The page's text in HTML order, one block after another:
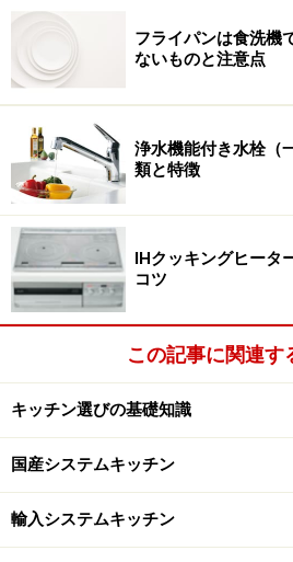
陶磁器に比べると漆は生地が薄
の美しさとは違った本当の意味
世界だ。写真で見るようにそこか
らもこじんまりとまとまってし
界の宿命なのかもしれない。
(C)Feb. 2006 Copyright HIDEWO KURODA KITCHEN
※記事内容は執筆時点のものです。最新
い。
フライパンは食洗機
ないものと注意点
浄水機能付き水栓（
類と特徴
IHクッキングヒータ
コツ
この記事に関連す
キッチン選びの基礎知識
国産システムキッチン
輸入システムキッチン